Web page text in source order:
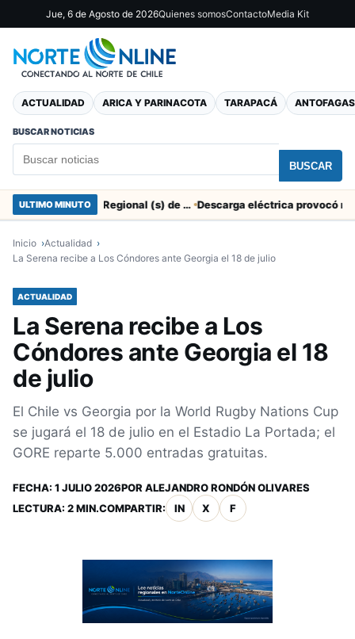
Jue, 6 de Agosto de 2026Quienes somosContactoMedia Kit
ACTUALIDAD ARICA Y PARINACOTA TARAPACÁ
BUSCAR NOTICIAS
BUSCAR
ULTIMO MINUTO SERNAC pidió la renuncia a Director Regional (s) de Arica por contratar solo a militantes del Gobierno
Inicio
Actualidad
La Serena recibe a Los Cóndores ante Georgia el 18 de julio
ACTUALIDAD
La Serena recibe a Los
Cóndores ante Georgia el 18
de julio
El Chile vs Georgia por la World Rugby Nations Cup
se jugará el 18 de julio en el Estadio La Portada; el
GORE reparte 5.000 entradas gratuitas.
FECHA: 1 JULIO 2026POR ALEJANDRO RONDÓN OLIVARES
LECTURA: 2 MIN.COMPARTIR: IN X F